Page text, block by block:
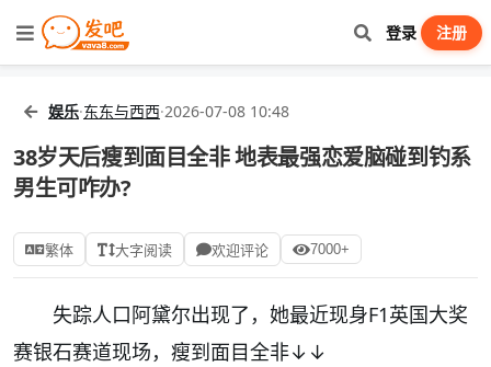
登录 注册
娱乐·东东与西西·2026-07-08 10:48
38岁天后瘦到面目全非 地表最强恋爱脑碰到钓系
男生可咋办?
繁体 大字阅读 欢迎评论 7000+
失踪人口阿黛尔出现了，她最近现身F1英国大奖
赛银石赛道现场，瘦到面目全非↓↓